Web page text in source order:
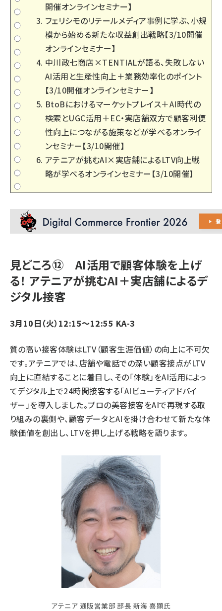
開催オンラインセミナー】
フェリシモのリテールメディア事例に学ぶ、小規
模から始める新たな収益創出戦略【3/10開催
オンラインセミナー】
中川政七商店×TENTIALが語る、失敗しない
AI活用と生産性向上＋業務効率化のポイント
【3/10開催オンラインセミナー】
BtoBにおけるマーケットプレイス＋AI時代の
検索とUGC活用＋EC・実店舗双方で顧客利便
性向上につながる施策などが学べるオンライ
ンセミナー【3/10開催】
アテニアが挑むAI×実店舗によるLTV向上戦
略が学べるオンラインセミナー【3/10開催】
見どころ⑫ AI活用で顧客体験を上げ
る！ アテニアが挑むAI＋実店舗によるデ
ジタル接客
3月10日（火）12:15～12:55 KA-3
質の高い接客体験はLTV（顧客生涯価値）の向上に不可欠
です。アテニアでは、店舗や電話での深い顧客接点がLTV
向上に直結することに着目し、その「体験」をAI活用によっ
てデジタル上で24時間接客する「AIビューティアドバイ
ザー」を導入しました。プロの美容接客をAIで再現する取
り組みの裏側や、顧客データとAIを掛け合わせて新たな体
験価値を創出し、LTVを押し上げる戦略を語ります。
アテニア 通販営業部 部長 新海 喜顕氏